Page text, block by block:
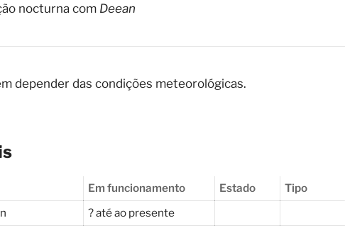
nocturna com Deean
depender das condições meteorológicas.
Em funcionamento Estado
Tipo
? até ao presente